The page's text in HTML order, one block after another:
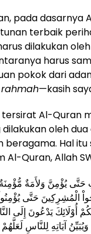
pada dasarnya
terbaik
dilakukan
harus
pokok dari
—kasih
tersirat Al-Quran
oleh
beragama. Hal
Al-Quran, Allah
حَتَّى يُؤْمِنَّ وَلأَمَةٌ
الْمُشِرِكِينَ حَتَّى
يَدْعُونَ إِلَى
وَيُبَيِّنُ آيَاتِهِ لِلنَّاسِ